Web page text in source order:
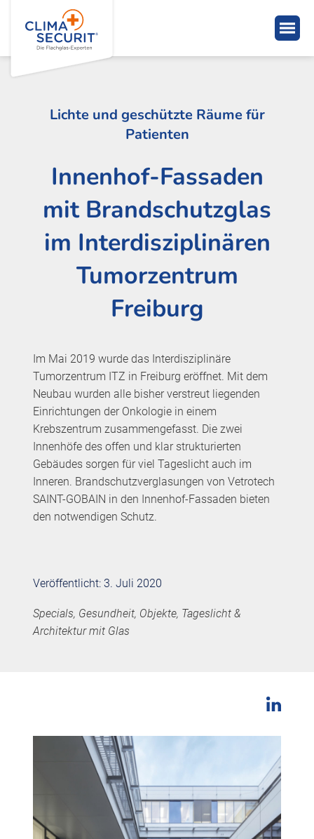
Lichte und geschützte Räume für
Patienten
Innenhof-Fassaden
mit Brandschutzglas
im Interdisziplinären
Tumorzentrum
Freiburg
Im Mai 2019 wurde das Interdisziplinäre
Tumorzentrum ITZ in Freiburg eröffnet. Mit dem
Neubau wurden alle bisher verstreut liegenden
Einrichtungen der Onkologie in einem
Krebszentrum zusammengefasst. Die zwei
Innenhöfe des offen und klar strukturierten
Gebäudes sorgen für viel Tageslicht auch im
Inneren. Brandschutzverglasungen von Vetrotech
SAINT-GOBAIN in den Innenhof-Fassaden bieten
den notwendigen Schutz.
Veröffentlicht: 3. Juli 2020
Specials, Gesundheit, Objekte, Tageslicht &
Architektur mit Glas